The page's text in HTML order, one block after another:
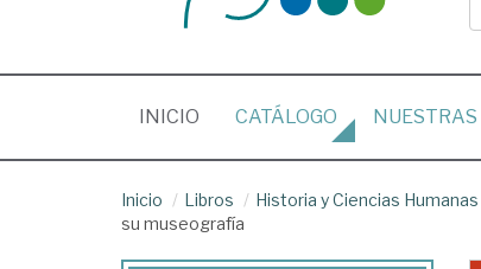
INICIO (CURRENT)
CATÁLOGO NUESTRAS
Inicio Libros Historia y Ciencias Humanas
su museografía